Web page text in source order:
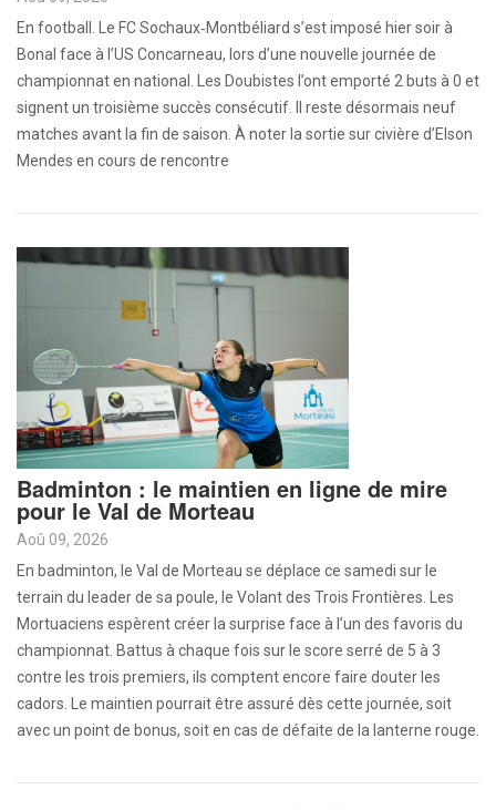
En football. Le FC Sochaux‑Montbéliard s’est imposé hier soir à
Bonal face à l’US Concarneau, lors d’une nouvelle journée de
championnat en national. Les Doubistes l’ont emporté 2 buts à 0 et
signent un troisième succès consécutif. Il reste désormais neuf
matches avant la fin de saison. À noter la sortie sur civière d’Elson
Mendes en cours de rencontre
Badminton : le maintien en ligne de mire
pour le Val de Morteau
Aoû 09, 2026
En badminton, le Val de Morteau se déplace ce samedi sur le
terrain du leader de sa poule, le Volant des Trois Frontières. Les
Mortuaciens espèrent créer la surprise face à l’un des favoris du
championnat. Battus à chaque fois sur le score serré de 5 à 3
contre les trois premiers, ils comptent encore faire douter les
cadors. Le maintien pourrait être assuré dès cette journée, soit
avec un point de bonus, soit en cas de défaite de la lanterne rouge.